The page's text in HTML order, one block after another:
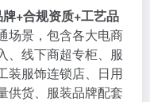
牌+合规资质+工艺品
场景，包含各大电商
、线下商超专柜、服
装服饰连锁店、日用
供货、服装品牌配套